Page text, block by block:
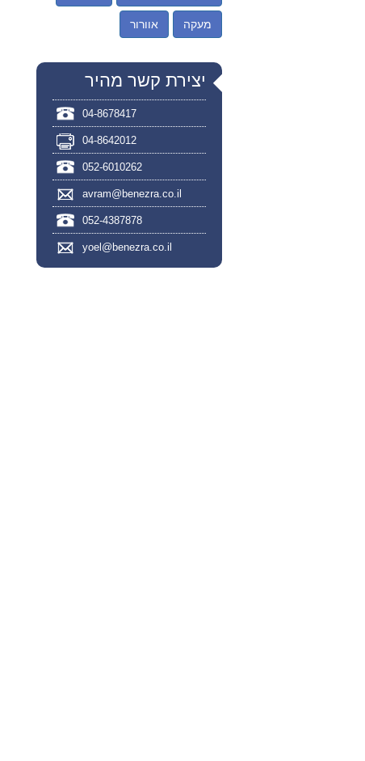
מעקה אוורור
יצירת קשר מהיר
04-8678417
04-8642012
052-6010262
avram@benezra.co.il
052-4387878
yoel@benezra.co.il